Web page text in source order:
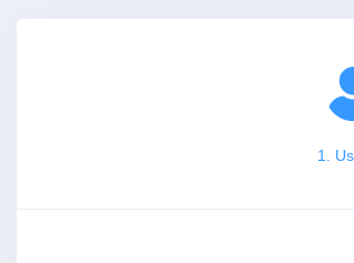
1.